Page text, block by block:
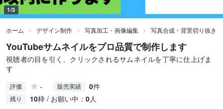
1/3
ホーム デザイン制作 写真加工・画像編集 写真合成・背景切り抜き
YouTubeサムネイルをプロ品質で制作します
視聴者の目を引く、クリックされるサムネイルを丁寧に仕上げま
す
評価 - 販売実績 0件
残り 10枠 / お願い中： 0人